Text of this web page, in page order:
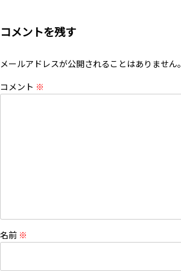
コメントを残す
メールアドレスが公開されることはありません。
コメント ※
名前 ※